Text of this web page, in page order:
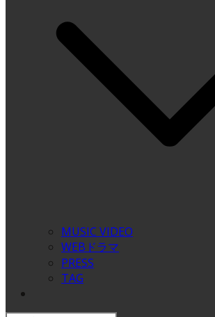
MUSIC VIDEO
WEBドラマ
PRESS
TAG